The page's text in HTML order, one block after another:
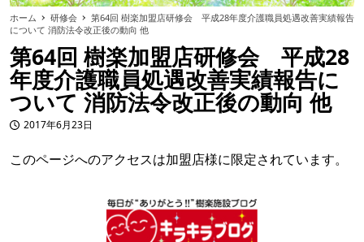
ホーム 研修会
第64回 樹楽加盟店研修会 平成28年度介護職員処遇改善実績報告
について 消防法令改正後の動向 他
第64回 樹楽加盟店研修会 平成28
年度介護職員処遇改善実績報告に
ついて 消防法令改正後の動向 他
投稿日2017年6月23日
このページへのアクセスは加盟店様に限定されています。